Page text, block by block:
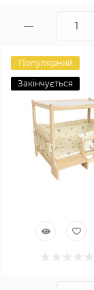
Популярний
Закінчується